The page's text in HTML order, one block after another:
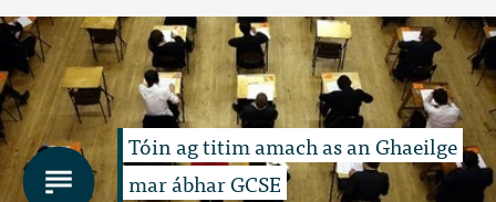
Tóin ag titim amach as an Ghaeilge
mar ábhar GCSE